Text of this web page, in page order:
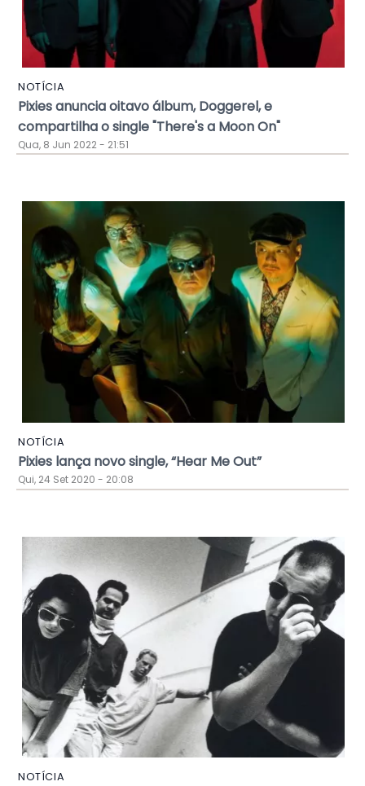
NOTÍCIA
Pixies anuncia oitavo álbum, Doggerel, e
compartilha o single "There's a Moon On"
Qua, 8 Jun 2022 - 21:51
NOTÍCIA
Pixies lança novo single, “Hear Me Out”
Qui, 24 Set 2020 - 20:08
NOTÍCIA